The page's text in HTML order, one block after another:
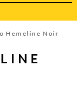
Hemeline Noir